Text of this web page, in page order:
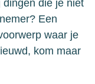
die je niet
Een
waar je
kom maar